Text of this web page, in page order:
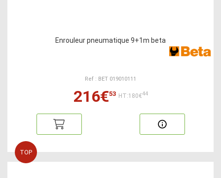
Enrouleur pneumatique 9+1m beta
Ref : BET 019010111
216€53 HT:180€44
TOP